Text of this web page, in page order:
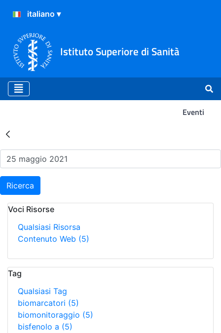
Istituto Superiore di Sanità
Eventi
Risultati della Ricerca -
Ricerca
Voci Risorse
Qualsiasi Risorsa
Contenuto Web (5)
Tag
Qualsiasi Tag
biomarcatori (5)
biomonitoraggio (5)
bisfenolo a (5)